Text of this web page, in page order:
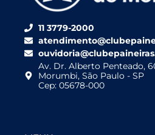
11 3779-2000
Av. Dr. Alberto Penteado,
Morumbi, São Paulo - SP
Cep: 05678-000